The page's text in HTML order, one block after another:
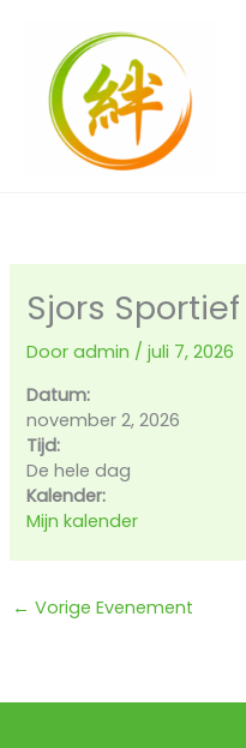
inhoud
Sjors Sportief
Dooradmin /juli 7, 2026
Datum:
november 2, 2026
Tijd:
De hele dag
Kalender:
Mijn kalender
← Vorige Evenement